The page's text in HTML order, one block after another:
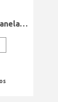
Blusa Manga Curta Canelada Autentique Feminina Rosa